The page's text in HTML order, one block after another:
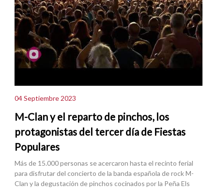
04 Septiembre 2023
M-Clan y el reparto de pinchos, los
protagonistas del tercer día de Fiestas
Populares
Más de 15.000 personas se acercaron hasta el recinto ferial
para disfrutar del concierto de la banda española de rock M-
Clan y la degustación de pinchos cocinados por la Peña Els